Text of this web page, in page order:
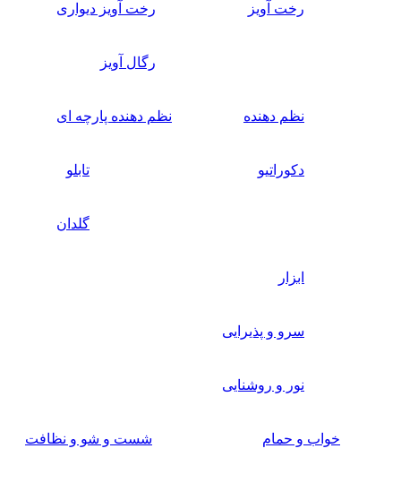
رخت آویز رخت آویز دیواری
رگال آویز
نظم دهنده نظم دهنده پارچه ای
دکوراتیو تابلو
گلدان
ابزار
سرو و پذیرایی
نور و روشنایی
خواب و حمام شست و شو و نظافت